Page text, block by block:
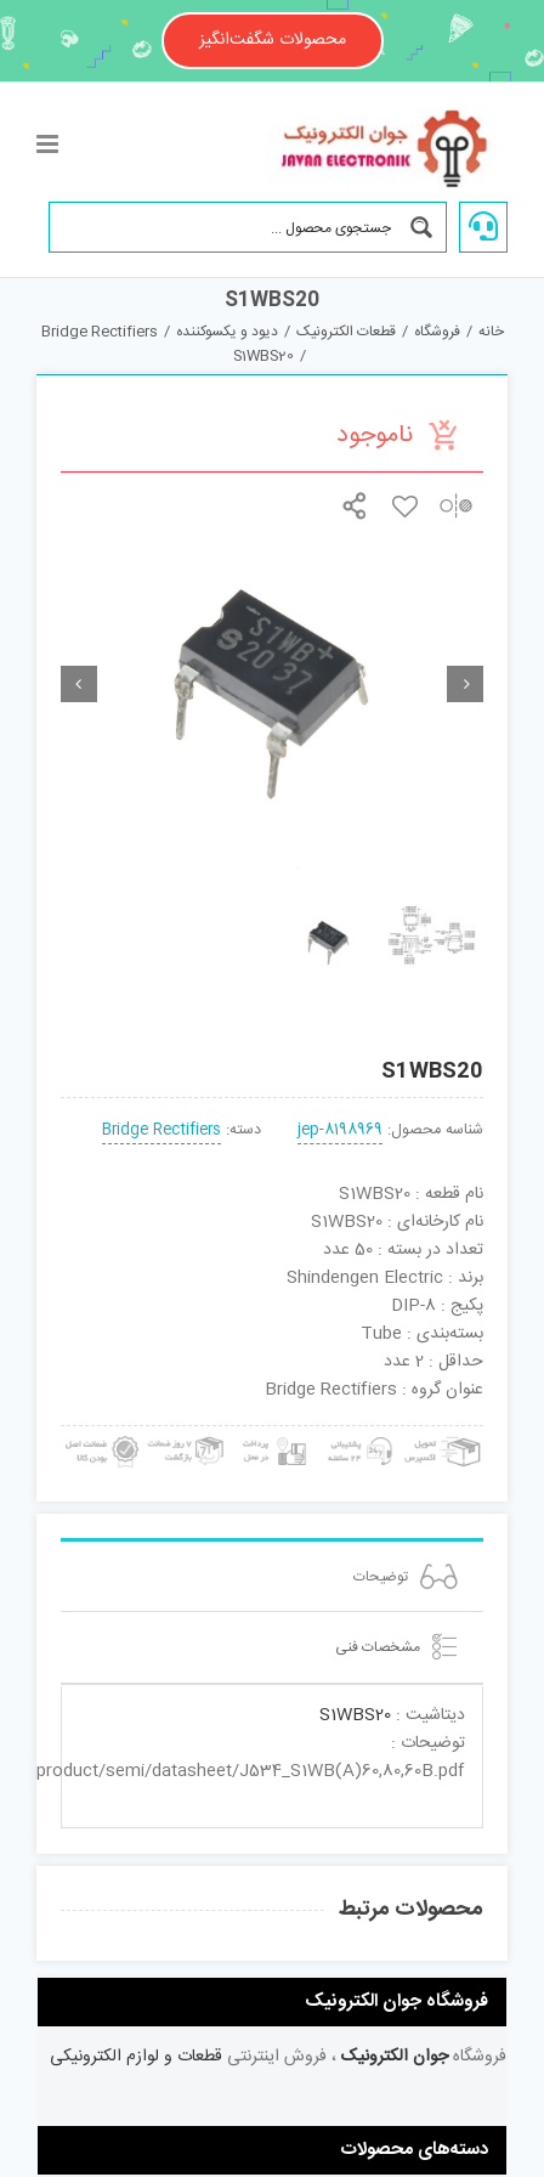
content
محصولات شگفت‌انگیز
S1WBS20
خانه / فروشگاه / قطعات الکترونیک / دیود و یکسوکننده /
Bridge Rectifiers
/
S1WBS20
ناموجود
 
S1WBS20
شناسه محصول: jep-8198969 دسته: Bridge Rectifiers
نام قطعه : S1WBS20
نام کارخانه‌ای : S1WBS20
تعداد در بسته : 50 عدد
برند : Shindengen Electric
پکیج : DIP-8
بسته‌بندی : Tube
حداقل : 2 عدد
عنوان گروه : Bridge Rectifiers
توضیحات
مشخصات فنی
دیتاشیت : S1WBS20
توضیحات :
product/semi/datasheet/J534_S1WB(A)60,80,60B.pdf
محصولات مرتبط
فروشگاه جوان الکترونیک
فروشگاهجوان الکترونیک ، فروش اینترنتی قطعات و لوازم الکترونیکی
دسته‌های محصولات